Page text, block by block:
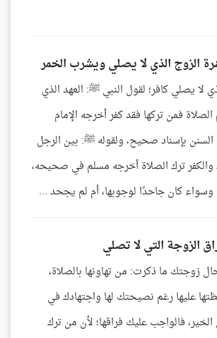
الزوج الذي لا يصلي ويشرب الخمر
لا يصلي كافر؛ لقول النبي ﷺ: العهد الذي
الصلاة فمن تركها فقد كفر أخرجه الإمام
بإسناد صحيح، ولقوله ﷺ: بين الرجل
والكفر ترك الصلاة أخرجه مسلم في صحيحه،
الزوجة التي لا تصلي
زوجتك ما ذكرت: من تهاونها بالصلاة،
عليها رغم نصيحتك لها واجتهادك في
الخير، فالواجب عليك فراقها؛ لأن من ترك